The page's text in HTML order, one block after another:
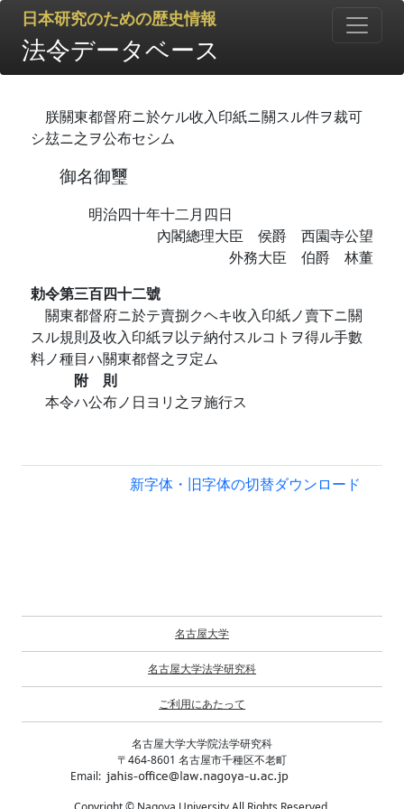
日本研究のための歴史情報
法令データベース
朕關東都督府ニ於ケル收入印紙ニ關スル件ヲ裁可
シ玆ニ之ヲ公布セシム
御名御璽
明治四十年十二月四日
內閣總理大臣 侯爵 西園寺公望
外務大臣 伯爵 林董
勅令第三百四十二號
關東都督府ニ於テ賣捌クヘキ收入印紙ノ賣下ニ關
スル規則及收入印紙ヲ以テ納付スルコトヲ得ル手數
料ノ種目ハ關東都督之ヲ定ム
附 則
本令ハ公布ノ日ヨリ之ヲ施行ス
新字体・旧字体の切替ダウンロード
名古屋大学
名古屋大学法学研究科
ご利用にあたって
名古屋大学大学院法学研究科
〒464-8601 名古屋市千種区不老町
Email: